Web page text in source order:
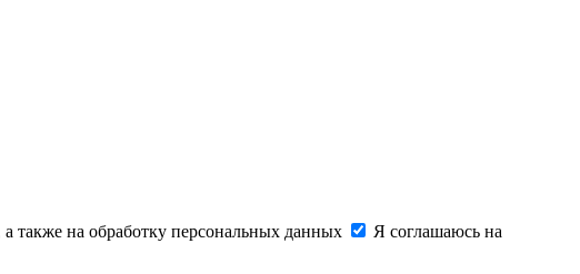
а также на обработку персональных данных
Я соглашаюсь на